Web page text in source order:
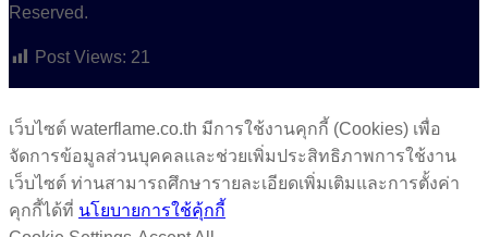
Reserved.
Post Views: 21
เว็บไซต์ waterflame.co.th มีการใช้งานคุกกี้ (Cookies) เพื่อ
จัดการข้อมูลส่วนบุคคลและช่วยเพิ่มประสิทธิภาพการใช้งาน
เว็บไซต์ ท่านสามารถศึกษารายละเอียดเพิ่มเติมและการตั้งค่า
คุกกี้ได้ที่ นโยบายการใช้คุ้กกี้